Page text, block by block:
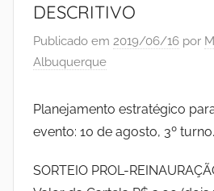
DESCRITIVO
Publicado em 2019/06/16 por
Albuquerque
Planejamento estratégico
evento: 10 de agosto, 3º
SORTEIO PROL-